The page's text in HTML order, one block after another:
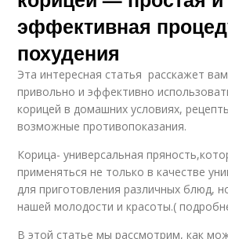
эффективная
похудения
Эта интересная статья расскажет
привольно и эффективно
корицей в домашних условиях,
возможные противопоказания.
Корица- универсальная
применяться не только в качестве
для приготовления различных блюд,
нашей молодости и красоты.(
В этой статье мы рассмотрим, как